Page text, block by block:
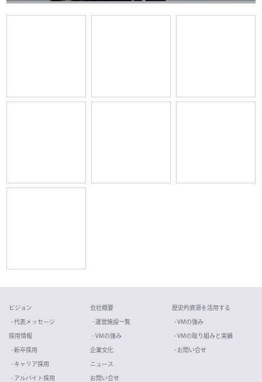
ビジョン
- 代表メッセージ
採用情報
- 新卒採用
- キャリア採用
- アルバイト採用
会社概要
- 運営施設一覧
- VMの強み
企業文化
ニュース
お問い合せ
歴史的資源を活用する
- VMの強み
- VMの取り組みと実績
- お問い合せ